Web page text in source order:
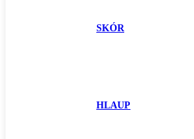
SKÓR
HLAUP